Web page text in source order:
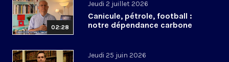
02:28
Jeudi 2 juillet 2026
Canicule, pétrole, football :
notre dépendance carbone
Jeudi 25 juin 2026